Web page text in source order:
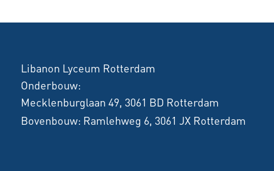
Libanon Lyceum Rotterdam
Onderbouw:
Mecklenburglaan 49, 3061 BD Rotterdam
Bovenbouw: Ramlehweg 6, 3061 JX Rotterdam